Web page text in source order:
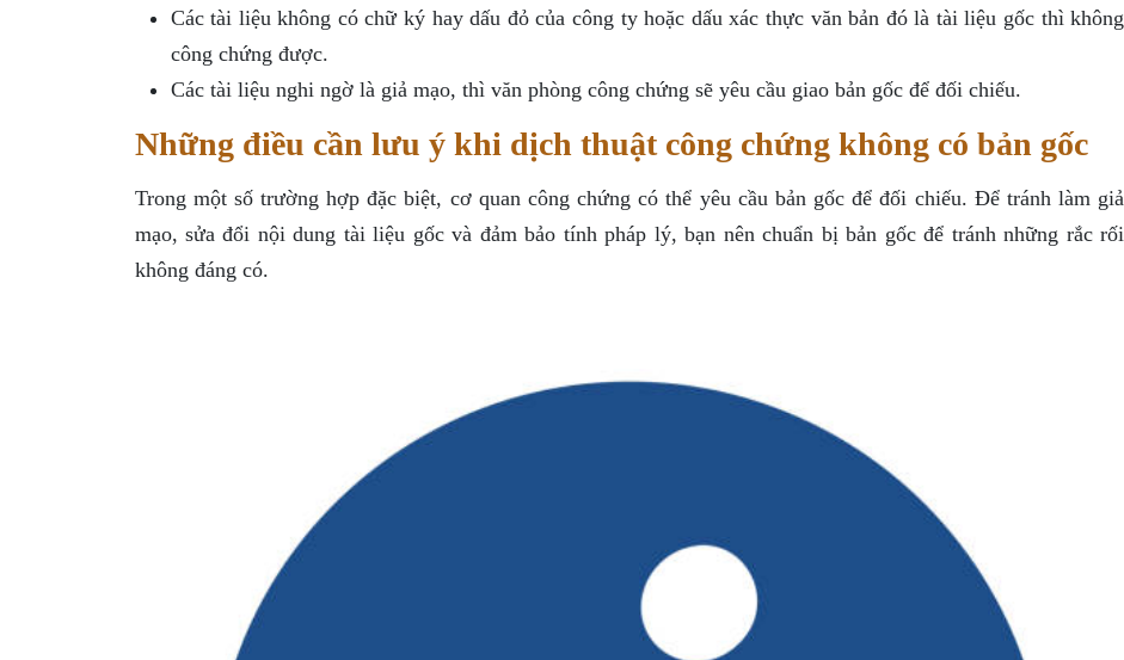
Các tài liệu không có chữ ký hay dấu đỏ của công ty hoặc dấu xác thực văn bản đó là tài liệu gốc thì không
công chứng được.
Các tài liệu nghi ngờ là giả mạo, thì văn phòng công chứng sẽ yêu cầu giao bản gốc để đối chiếu.
Những điều cần lưu ý khi dịch thuật công chứng không có bản gốc
Trong một số trường hợp đặc biệt, cơ quan công chứng có thể yêu cầu bản gốc để đối chiếu. Để tránh làm giả
mạo, sửa đổi nội dung tài liệu gốc và đảm bảo tính pháp lý, bạn nên chuẩn bị bản gốc để tránh những rắc rối
không đáng có.